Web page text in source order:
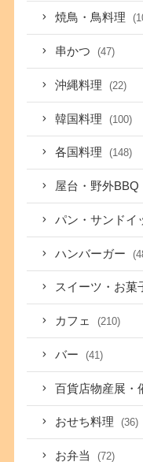
焼鳥・鳥料理
串かつ (47)
沖縄料理 (22)
韓国料理 (100)
各国料理 (148)
屋台・野外BBQ
パン・サンドイ
ハンバーガー
スイーツ・お菓
カフェ (210)
バー (41)
百貨店物産展・
おせち料理 (36)
お弁当 (72)